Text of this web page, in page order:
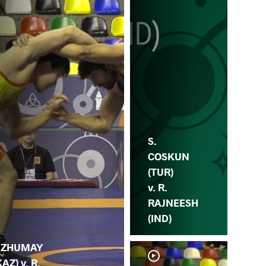
v. R.
S.
COSKUN
(TUR)
v. R.
RAJNEESH
(IND)